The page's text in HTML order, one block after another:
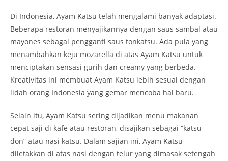
Di Indonesia, Ayam Katsu telah mengalami banyak adaptasi.
Beberapa restoran menyajikannya dengan saus sambal atau
mayones sebagai pengganti saus tonkatsu. Ada pula yang
menambahkan keju mozarella di atas Ayam Katsu untuk
menciptakan sensasi gurih dan creamy yang berbeda.
Kreativitas ini membuat Ayam Katsu lebih sesuai dengan
lidah orang Indonesia yang gemar mencoba hal baru.
Selain itu, Ayam Katsu sering dijadikan menu makanan
cepat saji di kafe atau restoran, disajikan sebagai “katsu
don” atau nasi katsu. Dalam sajian ini, Ayam Katsu
diletakkan di atas nasi dengan telur yang dimasak setengah